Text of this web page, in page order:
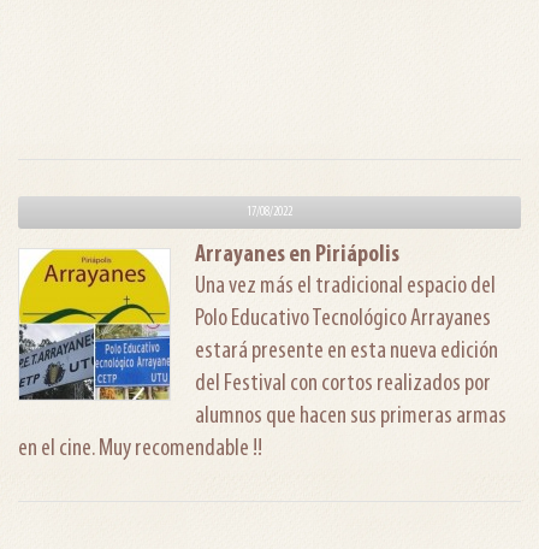
17/08/2022
Arrayanes en Piriápolis
Una vez más el tradicional espacio del
Polo Educativo Tecnológico Arrayanes
estará presente en esta nueva edición
del Festival con cortos realizados por
alumnos que hacen sus primeras armas
en el cine. Muy recomendable !!